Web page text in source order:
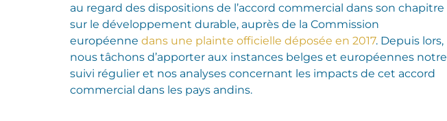
au regard des dispositions de l’accord commercial dans son chapitre
sur le développement durable, auprès de la Commission
européenne dans une plainte officielle déposée en 2017. Depuis lors,
nous tâchons d’apporter aux instances belges et européennes notre
suivi régulier et nos analyses concernant les impacts de cet accord
commercial dans les pays andins.